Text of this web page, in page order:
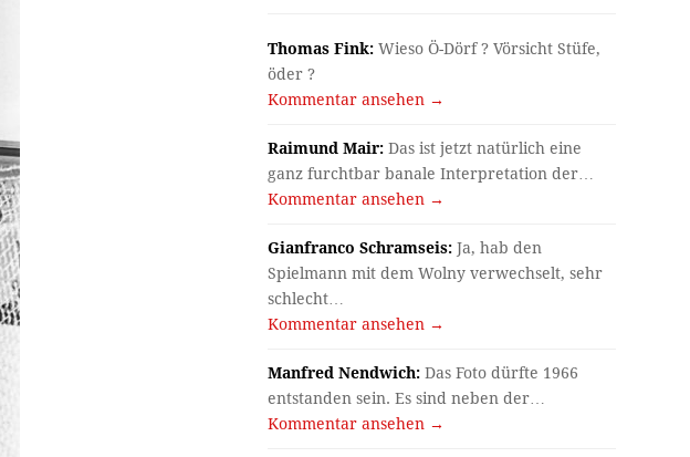
Thomas Fink: Wieso Ö-Dörf ? Vörsicht Stüfe,
öder ?
Kommentar ansehen →
Raimund Mair: Das ist jetzt natürlich eine
ganz furchtbar banale Interpretation der…
Kommentar ansehen →
Gianfranco Schramseis: Ja, hab den
Spielmann mit dem Wolny verwechselt, sehr
schlecht…
Kommentar ansehen →
Manfred Nendwich: Das Foto dürfte 1966
entstanden sein. Es sind neben der…
Kommentar ansehen →